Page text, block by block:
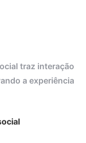
traz interação
a experiência